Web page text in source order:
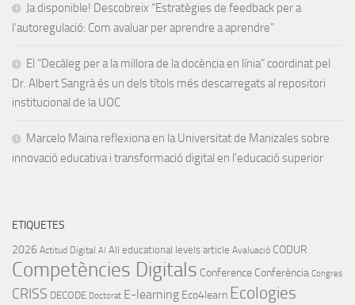
Ja disponible! Descobreix “Estratègies de feedback per a
l’autoregulació: Com avaluar per aprendre a aprendre”
El “Decàleg per a la millora de la docència en línia” coordinat pel
Dr. Albert Sangrà és un dels títols més descarregats al repositori
institucional de la UOC
Marcelo Maina reflexiona en la Universitat de Manizales sobre
innovació educativa i transformació digital en l’educació superior
ETIQUETES
2026 Actitud Digital AI All educational levels article Avaluació CODUR
Competències Digitals Conference Conferència Congres
CRISS DECODE Doctorat E-learning Eco4learn Ecologies